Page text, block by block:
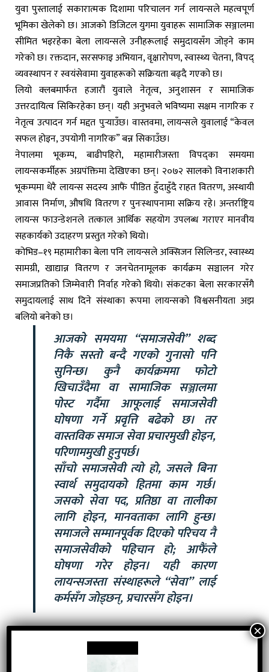
युवा पुस्तालाई सकारात्मक दिशामा परिचालन गर्न लायन्सले महत्वपूर्ण
भूमिका खेलेको छ। आजको डिजिटल युगमा युवाहरू सामाजिक सञ्जालमा
सीमित भइरहेका बेला लायन्सले उनीहरूलाई समुदायसँग जोड्ने काम
गरेको छ। रक्तदान, सरसफाइ अभियान, वृक्षारोपण, स्वास्थ्य चेतना, विपद्
व्यवस्थापन र स्वयंसेवामा युवाहरूको सक्रियता बढ्दै गएको छ।
लियो क्लबमार्फत हजारौं युवाले नेतृत्व, अनुशासन र सामाजिक
उत्तरदायित्व सिकिरहेका छन्। यही अनुभवले भविष्यमा सक्षम नागरिक र
नेतृत्व उत्पादन गर्न मद्दत पुर्‍याउँछ। वास्तवमा, लायन्सले युवालाई “केवल
सफल होइन, उपयोगी नागरिक” बन्न सिकाउँछ।
नेपालमा भूकम्प, बाढीपहिरो, महामारीजस्ता विपद्का समयमा
लायन्सकर्मीहरू अग्रपंक्तिमा देखिएका छन्। २०७२ सालको विनाशकारी
भूकम्पमा धेरै लायन्स सदस्य आफैं पीडित हुँदाहुँदै राहत वितरण, अस्थायी
आवास निर्माण, औषधि वितरण र पुनःस्थापनामा सक्रिय रहे। अन्तर्राष्ट्रिय
लायन्स फाउन्डेशनले तत्काल आर्थिक सहयोग उपलब्ध गराएर मानवीय
सहकार्यको उदाहरण प्रस्तुत गरेको थियो।
कोभिड–१९ महामारीका बेला पनि लायन्सले अक्सिजन सिलिन्डर, स्वास्थ्य
सामग्री, खाद्यान्न वितरण र जनचेतनामूलक कार्यक्रम सञ्चालन गरेर
समाजप्रतिको जिम्मेवारी निर्वाह गरेको थियो। संकटका बेला सरकारसँगै
समुदायलाई साथ दिने संस्थाका रूपमा लायन्सको विश्वसनीयता अझ
बलियो बनेको छ।
आजको समयमा “समाजसेवी” शब्द
निकै सस्तो बन्दै गएको गुनासो पनि
सुनिन्छ। कुनै कार्यक्रममा फोटो
खिचाउँदैमा वा सामाजिक सञ्जालमा
पोस्ट गर्दैमा आफूलाई समाजसेवी
घोषणा गर्ने प्रवृत्ति बढेको छ। तर
वास्तविक समाज सेवा प्रचारमुखी होइन,
परिणाममुखी हुनुपर्छ।
साँचो समाजसेवी त्यो हो, जसले बिना
स्वार्थ समुदायको हितमा काम गर्छ।
जसको सेवा पद, प्रतिष्ठा वा तालीका
लागि होइन, मानवताका लागि हुन्छ।
समाजले सम्मानपूर्वक दिएको परिचय नै
समाजसेवीको पहिचान हो; आफैंले
घोषणा गरेर होइन। यही कारण
लायन्सजस्ता संस्थाहरूले “सेवा” लाई
कर्मसँग जोड्छन्, प्रचारसँग होइन।
लायन्सका अगुवाहरूको साझा निष्कर्ष छ—समाज परिवर्तन केवल